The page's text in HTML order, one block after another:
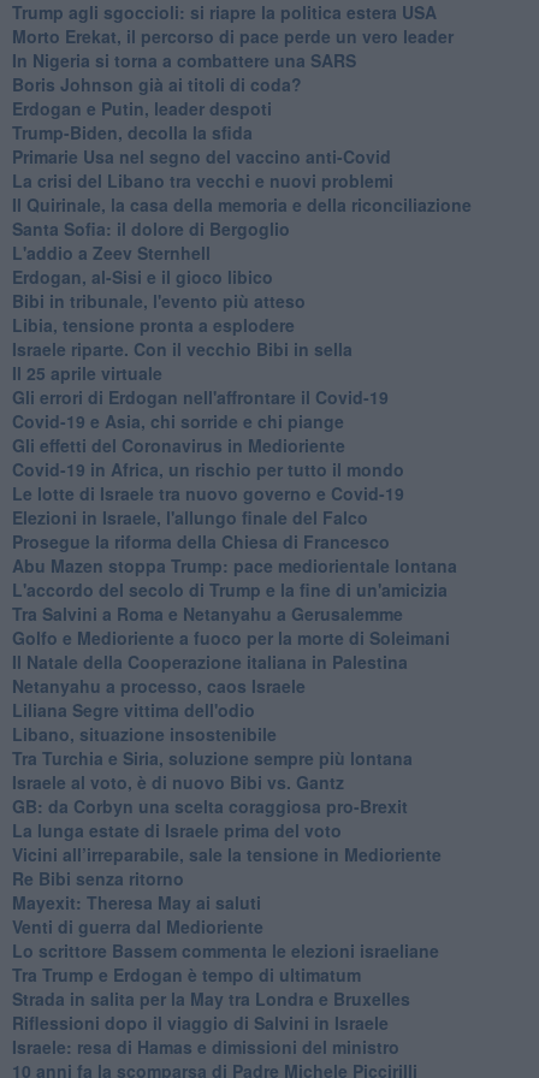
Trump agli sgoccioli: si riapre la politica estera USA
Morto Erekat, il percorso di pace perde un vero leader
In Nigeria si torna a combattere una SARS
Boris Johnson già ai titoli di coda?
Erdogan e Putin, leader despoti
Trump-Biden, decolla la sfida
Primarie Usa nel segno del vaccino anti-Covid
La crisi del Libano tra vecchi e nuovi problemi
Il Quirinale, la casa della memoria e della riconciliazione
Santa Sofia: il dolore di Bergoglio
L'addio a ​Zeev Sternhell
Erdogan, al-Sisi e il gioco libico
Bibi in tribunale, l'evento più atteso
Libia, tensione pronta a esplodere
Israele riparte. Con il vecchio Bibi in sella
Il 25 aprile virtuale
Gli errori di Erdogan nell'affrontare il Covid-19
Covid-19 e Asia, chi sorride e chi piange
Gli effetti del Coronavirus in Medioriente
Covid-19 in Africa, un rischio per tutto il mondo
Le lotte di Israele tra nuovo governo e Covid-19
Elezioni in Israele, l'allungo finale del Falco
Prosegue la riforma della Chiesa di Francesco
Abu Mazen stoppa Trump: pace mediorientale lontana
L'accordo del secolo di Trump e la fine di un'amicizia
Tra Salvini a Roma e Netanyahu a Gerusalemme
Golfo e Medioriente a fuoco per la morte di Soleimani
Il Natale della Cooperazione italiana in Palestina
Netanyahu a processo, caos Israele
Liliana Segre vittima dell'odio
Libano, situazione insostenibile
Tra Turchia e Siria, soluzione sempre più lontana
Israele al voto, è di nuovo Bibi vs. Gantz
GB: da Corbyn una scelta coraggiosa pro-Brexit
La lunga estate di Israele prima del voto
Vicini all’irreparabile, sale la tensione in Medioriente
Re Bibi senza ritorno
Mayexit: Theresa May ai saluti
Venti di guerra dal Medioriente
Lo scrittore Bassem commenta le elezioni israeliane
Tra Trump e Erdogan è tempo di ultimatum
Strada in salita per la May tra Londra e Bruxelles
Riflessioni dopo il viaggio di Salvini in Israele
Israele: resa di Hamas e dimissioni del ministro
10 anni fa la scomparsa di Padre Michele Piccirilli